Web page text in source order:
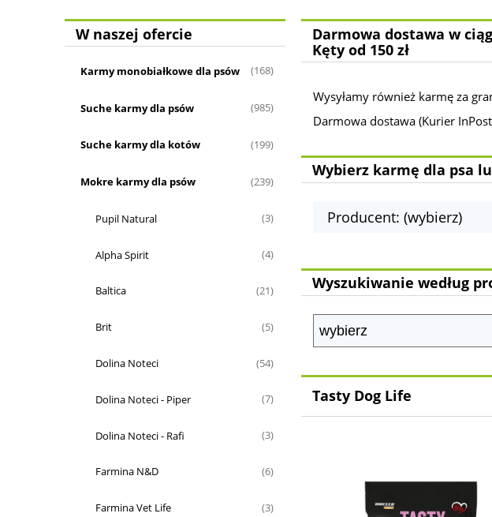
W naszej ofercie
Karmy monobiałkowe dla psów (168)
Suche karmy dla psów (985)
Suche karmy dla kotów (199)
Mokre karmy dla psów (239)
Pupil Natural (3)
Alpha Spirit (4)
Baltica (21)
Brit (5)
Dolina Noteci (54)
Dolina Noteci - Piper (7)
Dolina Noteci - Rafi (3)
Farmina N&D (6)
Farmina Vet Life (3)
Darmowa dostawa w
Kęty od 150 zł
Wysyłamy również karmę za
Darmowa dostawa (Kurier
Wybierz karmę dla psa
Producent: (wybierz)
Wyszukiwanie według
Tasty Dog Life